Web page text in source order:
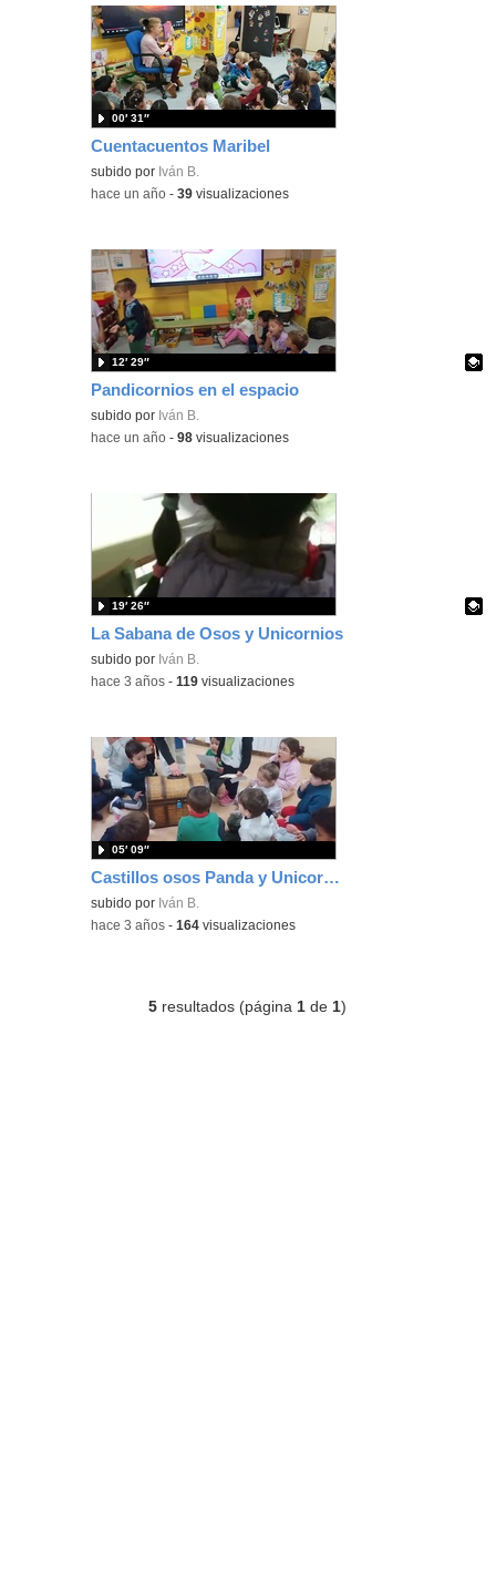
Cuentacuentos Maribel
subido por Iván B.
00′ 31″
-hace un año -39 visualizaciones
Pandicornios en el espacio
Contenido educativo.
subido por Iván B.
12′ 29″
-hace un año -98 visualizaciones
La Sabana de Osos y Unicornios
Contenido educativo.
subido por Iván B.
19′ 26″
-hace 3 años -119 visualizaciones
Castillos osos Panda y Unicornios
subido por Iván B.
05′ 09″
-hace 3 años -164 visualizaciones
5 resultados (página 1 de 1)